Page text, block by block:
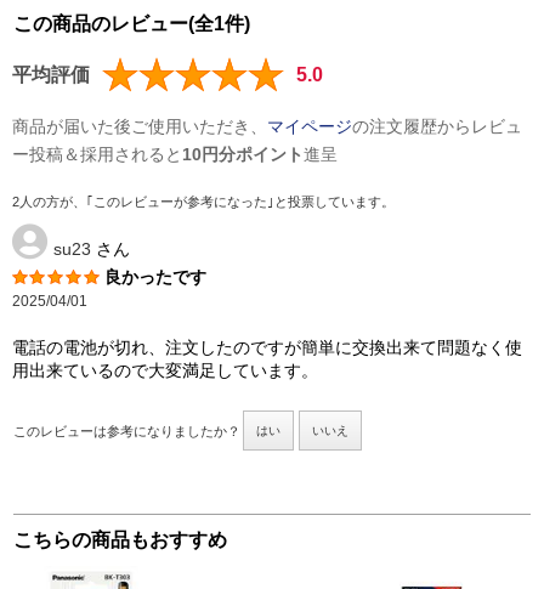
この商品のレビュー(全1件)
平均評価 5.0
商品が届いた後ご使用いただき、 マイページの注文履歴からレビュ
ー投稿＆採用されると 10円分ポイント進呈
2人の方が、｢このレビューが参考になった｣と投票しています。
su23 さん
良かったです
2025/04/01
電話の電池が切れ、注文したのですが簡単に交換出来て問題なく使
用出来ているので大変満足しています。
このレビューは参考になりましたか？ はい いいえ
こちらの商品もおすすめ